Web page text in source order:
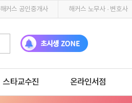
해커스 공인중개사 해커스 노무사 · 변호사
스타교수진 온라인서점